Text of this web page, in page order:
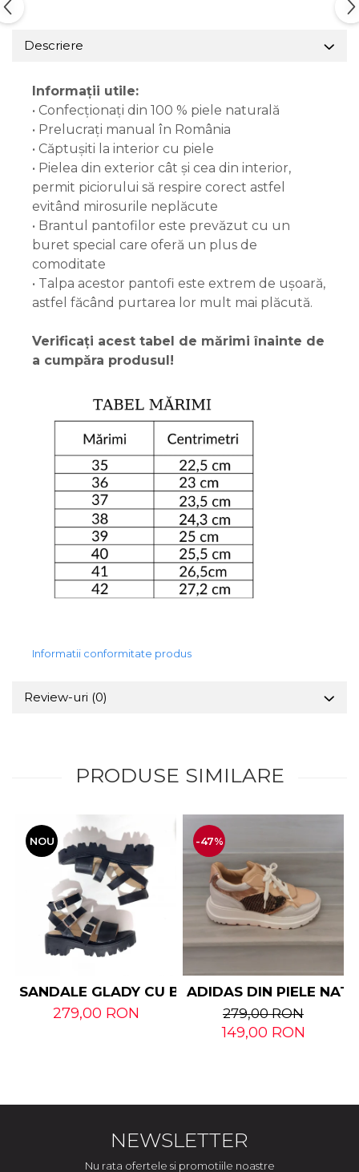
Descriere
Informații utile:
• Confecționați din 100 % piele naturală
• Prelucrați manual în România
• Căptușiti la interior cu piele
• Pielea din exterior cât și cea din interior,
permit piciorului să respire corect astfel
evitând mirosurile neplăcute
• Brantul pantofilor este prevăzut cu un
buret special care oferă un plus de
comoditate
• Talpa acestor pantofi este extrem de ușoară,
astfel făcând purtarea lor mult mai plăcută.
Verificați acest tabel de mărimi înainte de
a cumpăra produsul!
Informatii conformitate produs
Review-uri (0)
PRODUSE SIMILARE
NOU
SANDALE GLADY CU BARETE DIN PIELE
279,00 RON
-47%
ADIDAS DIN PIELE
279,00 RON
149,00 RON
NEWSLETTER
Nu rata ofertele si promotiile noastre